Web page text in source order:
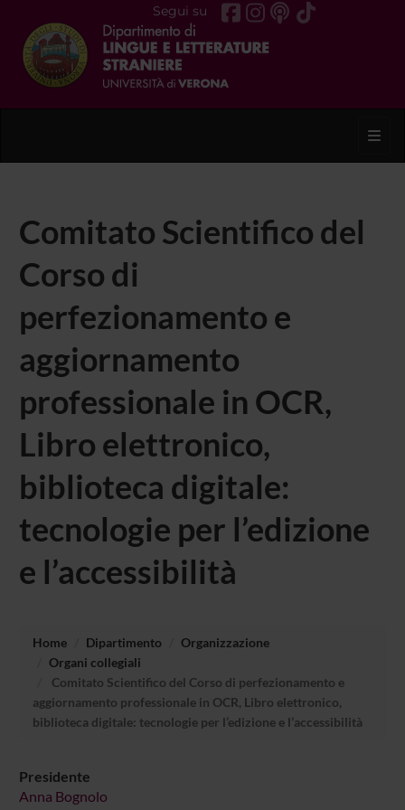
Segui su
Comitato Scientifico del
Corso di
perfezionamento e
aggiornamento
professionale in OCR,
Libro elettronico,
biblioteca digitale:
tecnologie per l’edizione
e l’accessibilità
Home Dipartimento
Organizzazione
Organi collegiali
Comitato Scientifico del Corso di perfezionamento e
aggiornamento professionale in OCR, Libro elettronico,
biblioteca digitale: tecnologie per l’edizione e l’accessibilità
Presidente
Anna Bognolo